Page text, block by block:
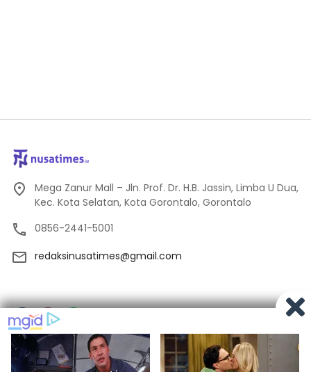
Mega Zanur Mall – Jln. Prof. Dr. H.B. Jassin, Limba U Dua,
Kec. Kota Selatan, Kota Gorontalo, Gorontalo
0856-2441-5001
redaksinusatimes@gmail.com
Tentang Kami Redaksi Pedoman Media Siber